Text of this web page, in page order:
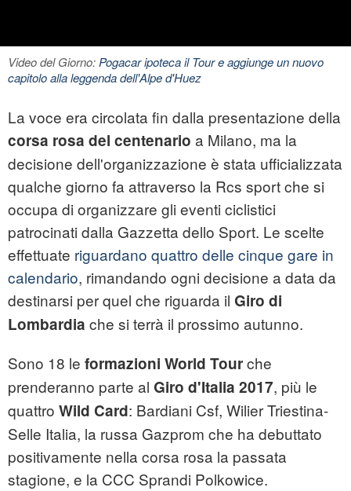
Video del Giorno:Pogacar ipoteca il Tour e aggiunge un nuovo
capitolo alla leggenda dell'Alpe d'Huez
La voce era circolata fin dalla presentazione della
corsa rosa del centenario a Milano, ma la
decisione dell'organizzazione è stata ufficializzata
qualche giorno fa attraverso la Rcs sport che si
occupa di organizzare gli eventi ciclistici
patrocinati dalla Gazzetta dello Sport. Le scelte
effettuate riguardano quattro delle cinque gare in
calendario, rimandando ogni decisione a data da
destinarsi per quel che riguarda il Giro di
Lombardia che si terrà il prossimo autunno.
Sono 18 le formazioni World Tourche
prenderanno parte al Giro d'Italia 2017, più le
quattro Wild Card: Bardiani Csf, Wilier Triestina-
Selle Italia, la russa Gazprom che ha debuttato
positivamente nella corsa rosa la passata
stagione, e la CCC Sprandi Polkowice.